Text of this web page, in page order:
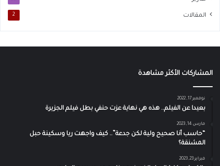
المقالات 2
المشاركات الأكثر مشاهدة
نوفمبر 17, 2022
بعيدا عن الفيلم.. هذه هي نهاية عزت حنفي بطل فيلم الجزيرة
مارس 14, 2023
“حاسب أنا صحيح ولية لكن جدعة”.. كيف واجهت ريا وسكينة حبل
المشنقة؟
فبراير 23, 2023